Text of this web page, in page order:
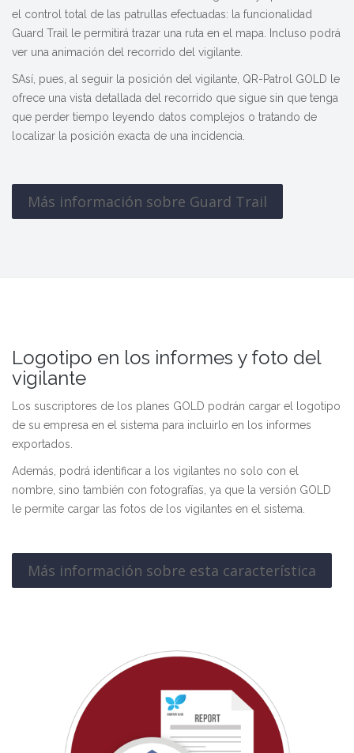
el control total de las patrullas efectuadas: la funcionalidad
Guard Trail le permitirá trazar una ruta en el mapa. Incluso podrá
ver una animación del recorrido del vigilante.
SAsí, pues, al seguir la posición del vigilante, QR-Patrol GOLD le
ofrece una vista detallada del recorrido que sigue sin que tenga
que perder tiempo leyendo datos complejos o tratando de
localizar la posición exacta de una incidencia.
Más información sobre Guard Trail
Logotipo en los informes y foto del
vigilante
Los suscriptores de los planes GOLD podrán cargar el logotipo
de su empresa en el sistema para incluirlo en los informes
exportados.
Además, podrá identificar a los vigilantes no solo con el
nombre, sino también con fotografías, ya que la versión GOLD
le permite cargar las fotos de los vigilantes en el sistema.
Más información sobre esta característica